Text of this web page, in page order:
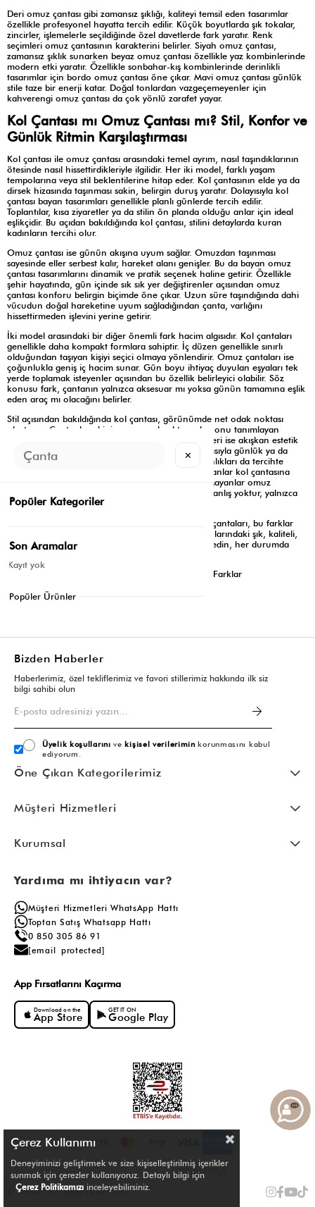
Deri omuz çantası gibi zamansız şıklığı, kaliteyi temsil eden tasarımlar
özellikle profesyonel hayatta tercih edilir. Küçük boyutlarda şık tokalar,
zincirler, işlemelerle seçildiğinde özel davetlerde fark yaratır. Renk
seçimleri omuz çantasının karakterini belirler. Siyah omuz çantası,
zamansız şıklık sunarken beyaz omuz çantası özellikle yaz kombinlerinde
modern etki yaratır. Özellikle sonbahar-kış kombinlerinde derinlikli
tasarımlar için bordo omuz çantası öne çıkar. Mavi omuz çantası günlük
stile taze bir enerji katar. Doğal tonlardan vazgeçemeyenler için
kahverengi omuz çantası da çok yönlü zarafet yayar.
Kol Çantası mı Omuz Çantası mı? Stil, Konfor ve
Günlük Ritmin Karşılaştırması
Kol çantası ile omuz çantası arasındaki temel ayrım, nasıl taşındıklarının
ötesinde nasıl hissettirdikleriyle ilgilidir. Her iki model, farklı yaşam
tempolarına veya stil beklentilerine hitap eder. Kol çantasının elde ya da
dirsek hizasında taşınması sakin, belirgin duruş yaratır. Dolayısıyla kol
çantası bayan tasarımları genellikle planlı günlerde tercih edilir.
Toplantılar, kısa ziyaretler ya da stilin ön planda olduğu anlar için ideal
eşlikçidir. Bu açıdan bakıldığında kol çantası, stilini detaylarda kuran
kadınların tercihi olur.
Omuz çantası ise günün akışına uyum sağlar. Omuzdan taşınması
sayesinde eller serbest kalır, hareket alanı genişler. Bu da bayan omuz
çantası tasarımlarını dinamik ve pratik seçenek haline getirir. Özellikle
şehir hayatında, gün içinde sık sık yer değiştirenler açısından omuz
çantası konforu belirgin biçimde öne çıkar. Uzun süre taşındığında dahi
vücudun doğal hareketine uyum sağladığından çanta, varlığını
hissettirmeden işlevini yerine getirir.
İki model arasındaki bir diğer önemli fark hacim algısıdır. Kol çantaları
genellikle daha kompakt formlara sahiptir. İç düzen genellikle sınırlı
olduğundan taşıyan kişiyi seçici olmaya yönlendirir. Omuz çantaları ise
çoğunlukla geniş iç hacim sunar. Gün boyu ihtiyaç duyulan eşyaları tek
yerde toplamak isteyenler açısından bu özellik belirleyici olabilir. Söz
konusu fark, çantanın yalnızca aksesuar mı yoksa günün tamamına eşlik
eden araç mı olacağını belirler.
Stil açısından bakıldığında kol çantası, görünümde net odak noktası
oluşturur. Çanta, kombinin parçası olmaktan çıkıp onu tanımlayan
unsurlardan biri haline gelir. Omuz çantası modelleri ise akışkan estetik
sunar. Kombine onu bastırmadan eşlik eder. Dolayısıyla günlük ya da
casual stillerde sıklıkla tercih edilir. Kullanım alışkanlıkları da tercihte
belirleyicidir. Sakin, düzenli, planlı gün temposu olanlar kol çantasına
yönelirken, hareketli, uzun ve değişken günler yaşayanlar omuz
çantasını daha işlevsel bulur. Burada doğru ya da yanlış yoktur, yalnızca
farklı ihtiyaçlar vardır.
Shule Bags koleksiyonlarında hem kol hem omuz çantaları, bu farklar
gözetilerek tasarlanır. Siz de Shule Bags koleksiyonlarındaki şık, kaliteli,
işlevsel kadın omuz ve kol çantası modellerini keşfedin, her durumda
Kol Çantası ile Omuz Çantası Arasındaki Farklar
Nisan 28, 2026
Bizden Haberler
Haberlerimiz, özel tekliflerimiz ve favori stillerimiz hakkında ilk siz
bilgi sahibi olun
Üyelik koşullarını vekişisel verileriminkorunmasını kabul
ediyorum.
Öne Çıkan Kategorilerimiz
Müşteri Hizmetleri
Kurumsal
Yardıma mı ihtiyacın var?
Müşteri Hizmetleri WhatsApp Hattı
Toptan Satış Whatsapp Hattı
0 850 305 86 91
[email protected]
App Fırsatlarını Kaçırma
Download on the
App Store
GET IT ON
Google Play
© Shule. All right reserved.
Çerez Kullanımı
Deneyiminizi geliştirmek ve size kişiselleştirilmiş içerikler
sunmak için çerezler kullanıyoruz. Detaylı bilgi için
Çerez Politikamızı inceleyebilirsiniz.
✕
Popüler Kategoriler
Son Aramalar
Kayıt yok
Popüler Ürünler